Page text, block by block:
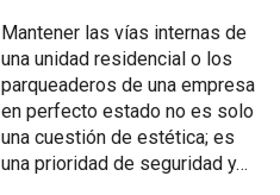
Mantener las vías internas de
una unidad residencial o los
parqueaderos de una empresa
en perfecto estado no es solo
una cuestión de estética; es
una prioridad de seguridad y…